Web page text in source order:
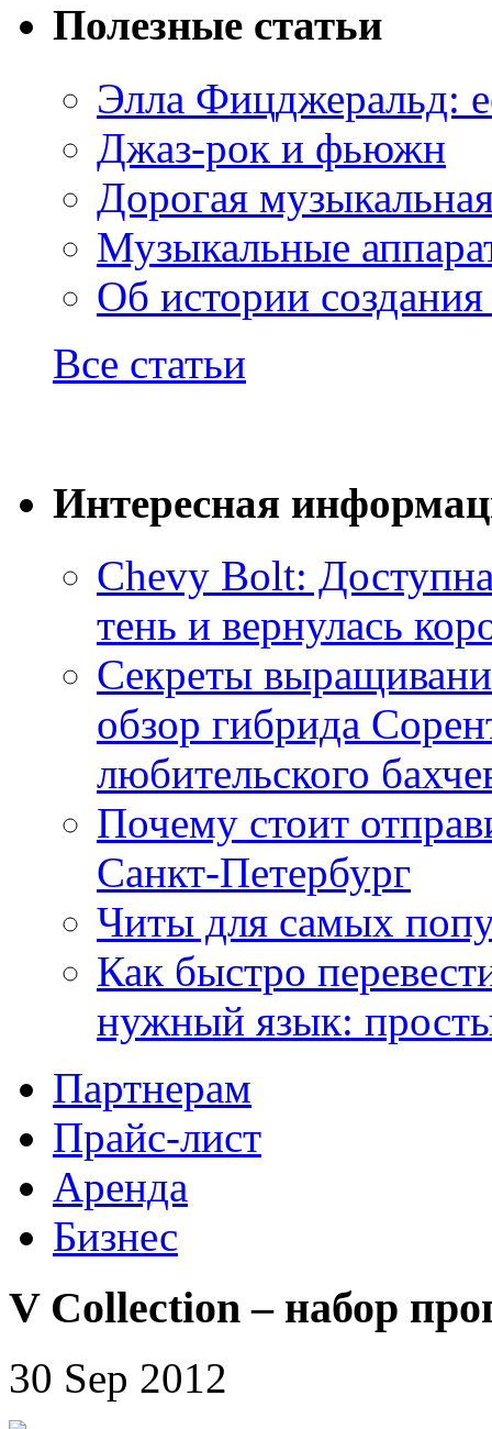
Полезные статьи
Элла Фицджеральд:
Джаз-рок и фьюжн
Дорогая
Музыкальные
Об истории
Все статьи
Интересная
Chevy Bolt:
тень и вернулась
Секреты
обзор гибрида
любительского
Почему стоит
Санкт-Петербург
Читы для самых
Как быстро
нужный язык:
Партнерам
Прайс-лист
Аренда
Бизнес
V Collection – набор
30 Sep 2012